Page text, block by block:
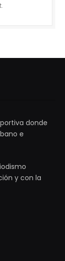
donde
e
y con la